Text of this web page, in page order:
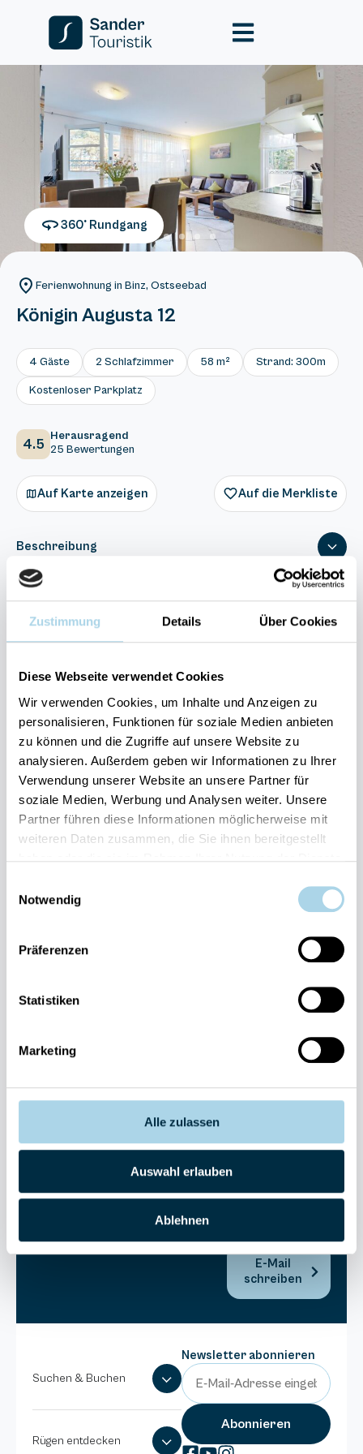
Zustimmung Details Über Cookies
Diese Webseite verwendet Cookies
Wir verwenden Cookies, um Inhalte und Anzeigen zu
personalisieren, Funktionen für soziale Medien anbieten
zu können und die Zugriffe auf unsere Website zu
analysieren. Außerdem geben wir Informationen zu Ihrer
Verwendung unserer Website an unsere Partner für
soziale Medien, Werbung und Analysen weiter. Unsere
Partner führen diese Informationen möglicherweise mit
weiteren Daten zusammen, die Sie ihnen bereitgestellt
Notwendig
Präferenzen
Statistiken
Marketing
Alle zulassen
Auswahl erlauben
Ablehnen
360° Rundgang
Ferienwohnung in Binz, Ostseebad
Königin Augusta 12
4 Gäste 2 Schlafzimmer 58 m² Strand: 300m
Kostenloser Parkplatz
4.5 Herausragend
25 Bewertungen
Auf Karte anzeigen Auf die Merkliste
Beschreibung
Ausstattung
Ihre Vorteile auf einen Blick:
Bestpreis-Garantie für Ihren Urlaub
Flexible An- und Abreise 24/7 möglich
Risikofrei bis 60 Tage vorher stornieren
Sofortige Buchungsbestätigung
Persönlicher Gästeservice vor Ort Transparente
Fragen und Wünsche?
173980
Binzer
E-Mail
schreiben
Suchen & Buchen
Rügen entdecken
Newsletter abonnieren